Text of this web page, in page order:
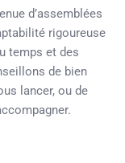
d’assemblées
rigoureuse
temps et des
de bien
lancer, ou de